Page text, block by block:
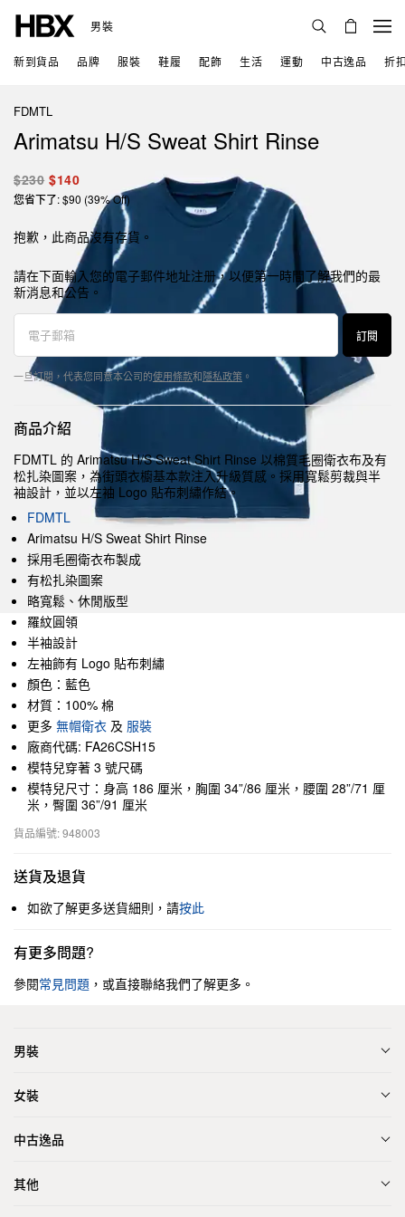
男裝
新到貨品 品牌 服裝 鞋履 配飾 生活 運動 中古逸品 折
FDMTL
Arimatsu H/S Sweat Shirt Rinse
$230 $140
您省下了: $90 (39% Off)
抱歉，此商品沒有存貨。
請在下面輸入您的電子郵件地址注册，以便第一時間了解我們的最
新消息和公告。
訂閱
一旦訂閱，代表您同意本公司的使用條款和隱私政策 。
商品介紹
FDMTL 的 Arimatsu H/S Sweat Shirt Rinse 以棉質毛圈衛衣布及有
松扎染圖案，為街頭衣櫥基本款注入升級質感。採用寬鬆剪裁與半
袖設計，並以左袖 Logo 貼布刺繡作結。
FDMTL
Arimatsu H/S Sweat Shirt Rinse
採用毛圈衛衣布製成
有松扎染圖案
略寬鬆、休閒版型
羅紋圓領
半袖設計
左袖飾有 Logo 貼布刺繡
顏色：藍色
材質：100% 棉
更多 無帽衛衣 及 服裝
廠商代碼: FA26CSH15
模特兒穿著 3 號尺碼
模特兒尺寸：身高 186 厘米，胸圍 34”/86 厘米，腰圍 28”/71 厘
米，臀圍 36”/91 厘米
貨品編號: 948003
送貨及退貨
如欲了解更多送貨細則，請按此
有更多問題?
參閱常見問題 ，或直接聯絡我們了解更多。
男裝
女裝
中古逸品
其他